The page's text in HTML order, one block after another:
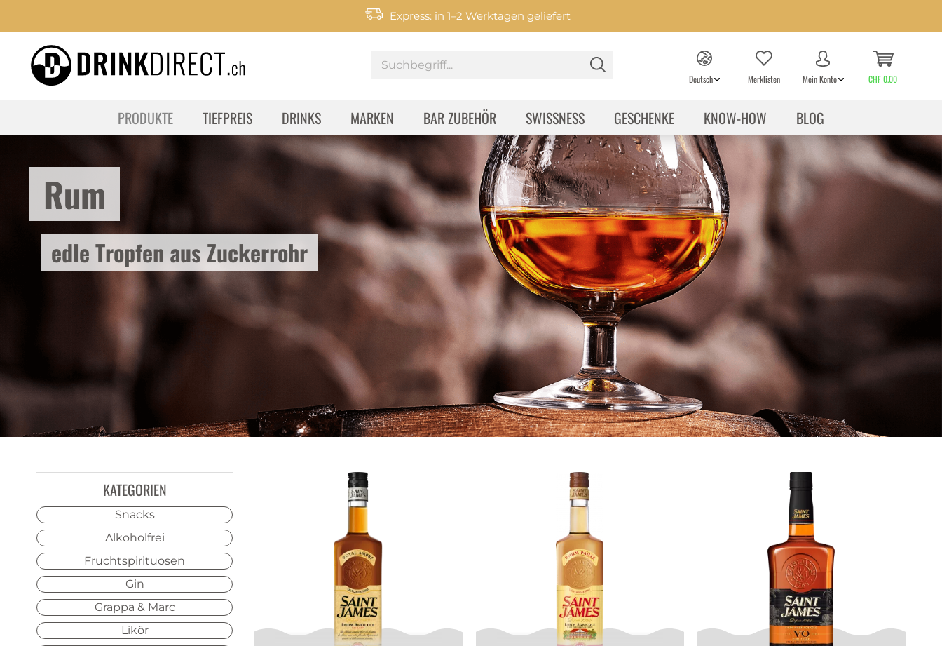
Express: in 1–2 Werktagen geliefert
Deutsch Merklisten Mein Konto CHF 0.00
PRODUKTE TIEFPREIS DRINKS MARKEN BAR ZUBEHÖR SWISSNESS GESCHENKE KNOW-HOW BLOG
Rum
edle Tropfen aus Zuckerrohr
KATEGORIEN
Snacks
Alkoholfrei
Fruchtspirituosen
Gin
Grappa & Marc
Likör